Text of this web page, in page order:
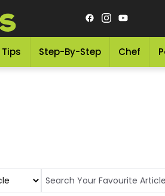
Step-By-Step Chef